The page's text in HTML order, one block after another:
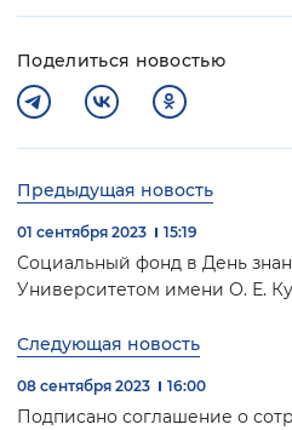
Поделиться новостью
Предыдущая новость
01 сентября 2023 15:19
Социальный фонд в День
Университетом имени О. Е.
Следующая новость
08 сентября 2023 16:00
Подписано соглашение о